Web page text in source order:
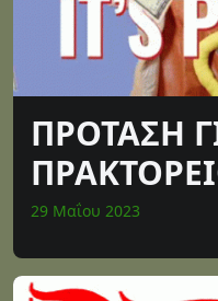
ΠΡΟΤΑΣΗ
29 Μαΐου 2023